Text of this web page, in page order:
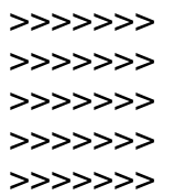
>>>>>>>
>>>>>>>
>>>>>>>
>>>>>>>
>>>>>>>